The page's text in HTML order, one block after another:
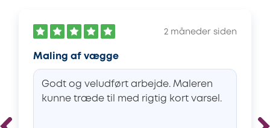
2 måneder siden
Maling af vægge
Godt og veludført arbejde. Maleren
kunne træde til med rigtig kort varsel.